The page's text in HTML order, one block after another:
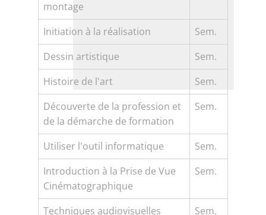
montage
Initiation à la réalisation
Sem.
Dessin artistique
Sem.
Histoire de l'art
Sem.
Découverte de la profession et
de la démarche de formation
Sem.
Utiliser l'outil informatique
Sem.
Introduction à la Prise de Vue
Cinématographique
Sem.
Techniques audiovisuelles Sem.